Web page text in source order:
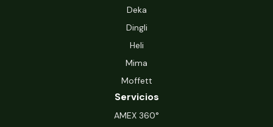
Deka
Dingli
Heli
Mima
Moffett
Servicios
‍AMEX 360°